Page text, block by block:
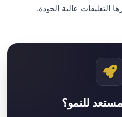
التعليقات عالية الجودة.
للنمو؟